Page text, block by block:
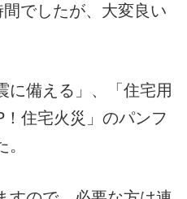
でしたが、大変良い
に備える」、「住宅用
住宅火災」のパンフ